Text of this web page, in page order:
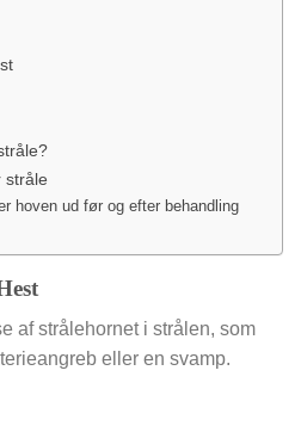
stråle
hoven ud før og efter behandling
af strålehornet i strålen, som
eller en svamp.